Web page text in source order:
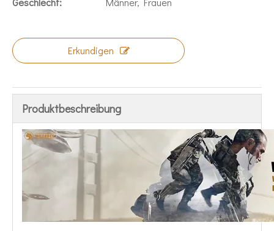
Erkundigen
Produktbeschreibung